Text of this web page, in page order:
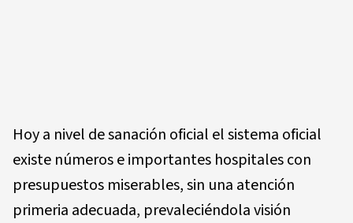
Hoy a nivel de sanación oficial el sistema oficial
existe números e importantes hospitales con
presupuestos miserables, sin una atención
primeria adecuada, prevaleciéndola visión